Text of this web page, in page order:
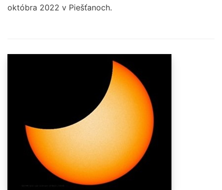
októbra 2022 v Piešťanoch.